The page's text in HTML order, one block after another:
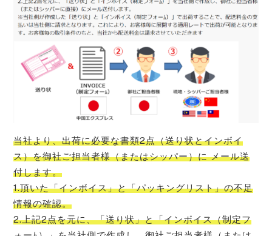
当社より、出荷に必要な書類2点（送り状とインボイ
ス）を御社ご担当者様（またはシッパー）に メール送
付します。
1.頂いた「インボイス」と「パッキングリスト」の不足
情報の確認。
2.上記2点を元に、「送り状」と「インボイス（制定フ